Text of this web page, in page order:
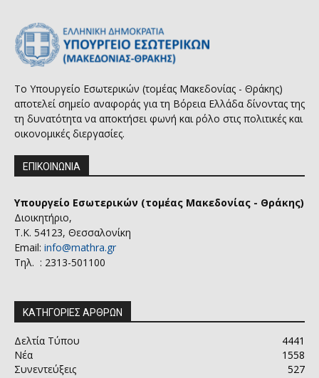
Το Υπουργείο Εσωτερικών (τομέας Μακεδονίας - Θράκης)
αποτελεί σημείο αναφοράς για τη Βόρεια Ελλάδα δίνοντας της
τη δυνατότητα να αποκτήσει φωνή και ρόλο στις πολιτικές και
οικονομικές διεργασίες.
ΕΠΙΚΟΙΝΩΝΙΑ
Υπουργείο Εσωτερικών (τομέας Μακεδονίας - Θράκης)
Διοικητήριο,
Τ.Κ. 54123, Θεσσαλονίκη
Email: info@mathra.gr
Τηλ. : 2313-501100
ΚΑΤΗΓΟΡΙΕΣ ΑΡΘΡΩΝ
Δελτία Τύπου
4441
Νέα
1558
Συνεντεύξεις
527